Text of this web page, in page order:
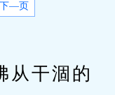
下—页
干涸的